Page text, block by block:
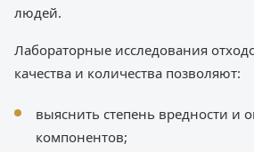
людей.
Лабораторные исследования
качества и количества позволяют:
выяснить степень вредности и
компонентов;